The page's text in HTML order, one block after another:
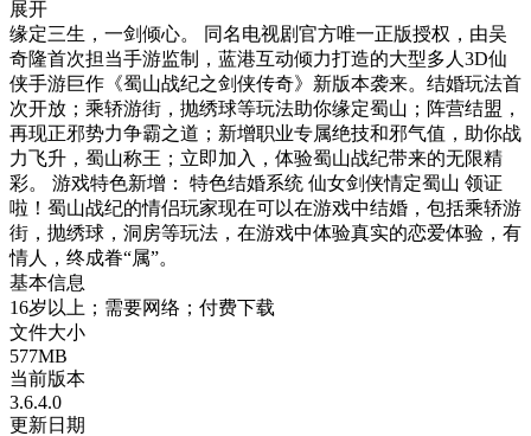
展开
缘定三生，一剑倾心。 同名电视剧官方唯一正版授权，由吴
奇隆首次担当手游监制，蓝港互动倾力打造的大型多人3D仙
侠手游巨作《蜀山战纪之剑侠传奇》新版本袭来。结婚玩法首
次开放；乘轿游街，抛绣球等玩法助你缘定蜀山；阵营结盟，
再现正邪势力争霸之道；新增职业专属绝技和邪气值，助你战
力飞升，蜀山称王；立即加入，体验蜀山战纪带来的无限精
彩。 游戏特色新增： 特色结婚系统 仙女剑侠情定蜀山 领证
啦！蜀山战纪的情侣玩家现在可以在游戏中结婚，包括乘轿游
街，抛绣球，洞房等玩法，在游戏中体验真实的恋爱体验，有
情人，终成眷“属”。
基本信息
16岁以上；需要网络；付费下载
文件大小
577MB
当前版本
3.6.4.0
更新日期